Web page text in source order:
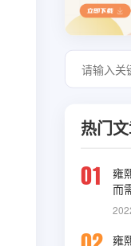
热门
01
雍
而
与
雍